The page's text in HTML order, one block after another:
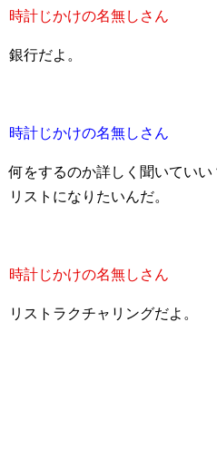
時計じかけの名無しさん
銀行だよ。
時計じかけの名無しさん
何をするのか詳しく聞いてい
リストになりたいんだ。
時計じかけの名無しさん
リストラクチャリングだよ。